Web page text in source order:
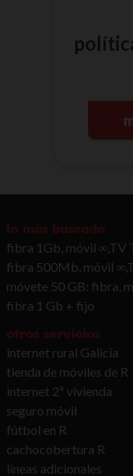
lo más buscado
fibra 1Gb, móvil ∞,TV
fibra 500Mb, móvil
móvete 50 GB: fibra,
fibra 1 Gb + fijo
otros servicios
internet rural Galicia
tienda de móviles de R
internet 2ª vivienda
seguro móvil
fútbol en R
cachocobertura R
líneas adicionales